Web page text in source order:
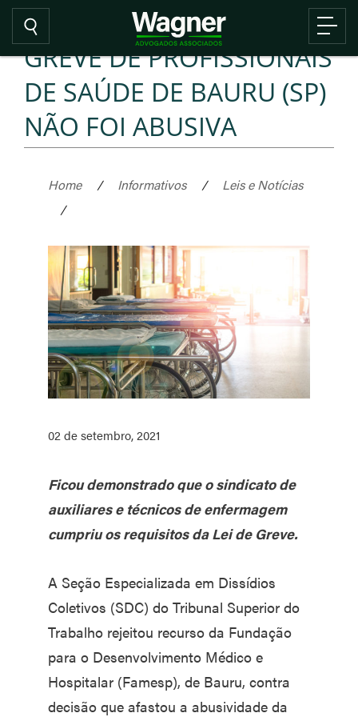
GREVE DE PROFISSIONAIS
DE SAÚDE DE BAURU (SP)
NÃO FOI ABUSIVA
Home / Informativos /
Leis e Notícias
/
02 de setembro, 2021
Ficou demonstrado que o sindicato de
auxiliares e técnicos de enfermagem
cumpriu os requisitos da Lei de Greve.
A Seção Especializada em Dissídios
Coletivos (SDC) do Tribunal Superior do
Trabalho rejeitou recurso da Fundação
para o Desenvolvimento Médico e
Hospitalar (Famesp), de Bauru, contra
decisão que afastou a abusividade da